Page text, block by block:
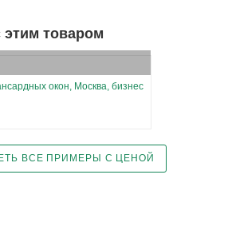
товаром
окон, Москва, бизнес
ВСЕ ПРИМЕРЫ С ЦЕНОЙ